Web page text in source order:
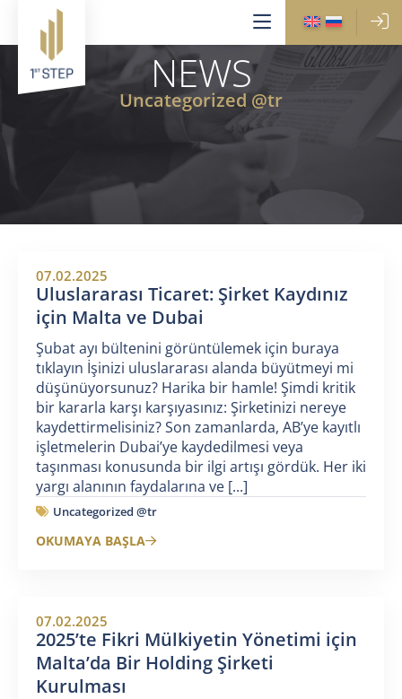
NEWS
Uncategorized @tr
07.02.2025
Uluslararası Ticaret: Şirket Kaydınız
için Malta ve Dubai
Şubat ayı bültenini görüntülemek için buraya
tıklayın İşinizi uluslararası alanda büyütmeyi mi
düşünüyorsunuz? Harika bir hamle! Şimdi kritik
bir kararla karşı karşıyasınız: Şirketinizi nereye
kaydettirmelisiniz? Son zamanlarda, AB’ye kayıtlı
işletmelerin Dubai’ye kaydedilmesi veya
taşınması konusunda bir ilgi artışı gördük. Her iki
yargı alanının faydalarına ve [...]
Uncategorized @tr
OKUMAYA BAŞLA
07.02.2025
2025’te Fikri Mülkiyetin Yönetimi için
Malta’da Bir Holding Şirketi
Kurulması